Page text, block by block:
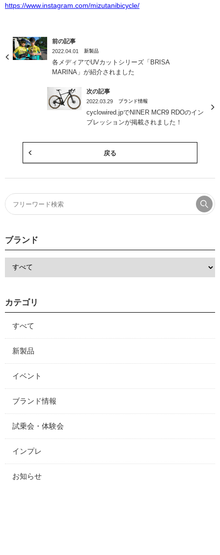
https://www.instagram.com/mizutanibicycle/
前の記事
2022.04.01 新製品
各メディアでUVカットシリーズ「BRISA
MARINA」が紹介されました
次の記事
2022.03.29 ブランド情報
cyclowired.jpでNINER MCR9 RDOのイン
プレッションが掲載されました！
戻る
ブランド
カテゴリ
すべて
新製品
イベント
ブランド情報
試乗会・体験会
インプレ
お知らせ